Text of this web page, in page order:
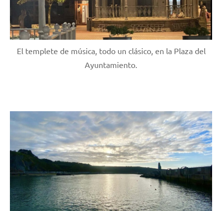
El templete de música, todo un clásico, en la Plaza del
Ayuntamiento.